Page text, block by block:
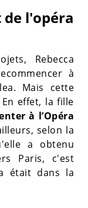
l'opéra
Rebecca
à
Mais cette
effet, la fille
à l’Opéra
selon la
a obtenu
Paris, c'est
était dans la